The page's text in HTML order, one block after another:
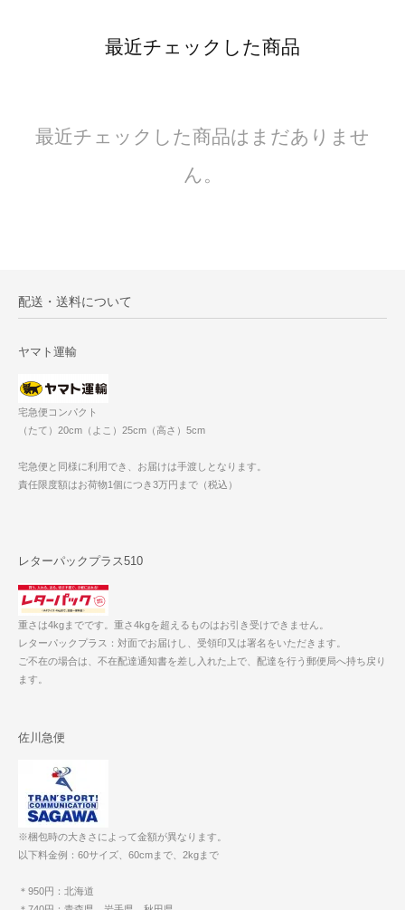
最近チェックした商品
最近チェックした商品はまだありませ
ん。
配送・送料について
ヤマト運輸
宅急便コンパクト
（たて）20cm（よこ）25cm（高さ）5cm
宅急便と同様に利用でき、お届けは手渡しとなります。
責任限度額はお荷物1個につき3万円まで（税込）
レターパックプラス510
重さは4kgまでです。重さ4kgを超えるものはお引き受けできません。
レターパックプラス：対面でお届けし、受領印又は署名をいただきます。
ご不在の場合は、不在配達通知書を差し入れた上で、配達を行う郵便局へ持ち戻り
ます。
佐川急便
※梱包時の大きさによって金額が異なります。
以下料金例：60サイズ、60cmまで、2kgまで
＊950円：北海道